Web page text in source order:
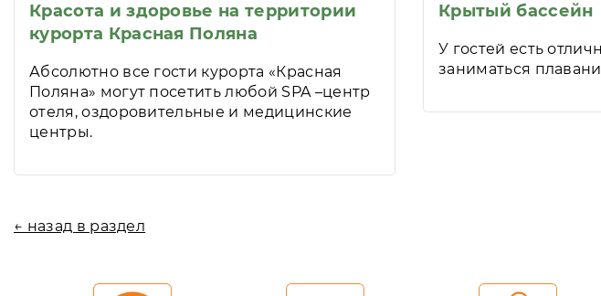
Красота и здоровье на территории
курорта Красная Поляна
Абсолютно все гости курорта «Красная
Поляна» могут посетить любой SPA –центр
отеля, оздоровительные и медицинские
центры.
Крытый бассейн
У гостей есть
заниматься
← назад в раздел